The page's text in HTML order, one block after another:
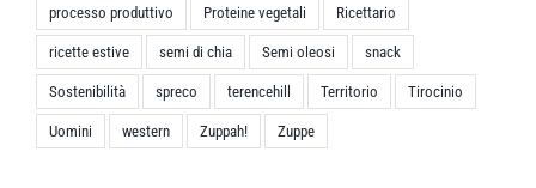
processo produttivo Proteine vegetali Ricettario
ricette estive semi di chia Semi oleosi snack
Sostenibilità spreco terencehill Territorio Tirocinio
Uomini western Zuppah! Zuppe